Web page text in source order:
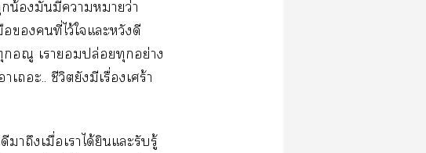
น้​​​​​ว่​
ไว้​​​​​
ปล่​​ย่​
​​​ื่​ร้​
​​ได้​​​​ู้​